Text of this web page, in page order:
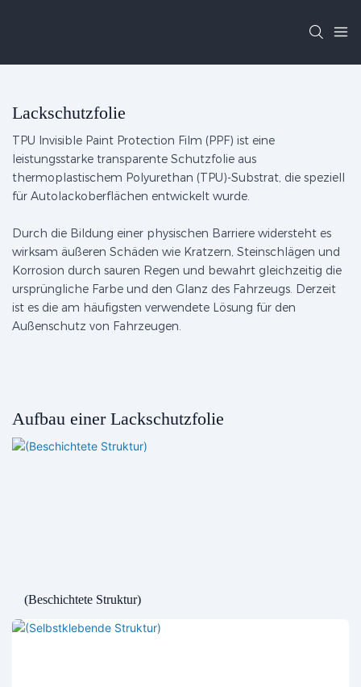
Lackschutzfolie
TPU Invisible Paint Protection Film (PPF) ist eine
leistungsstarke transparente Schutzfolie aus
thermoplastischem Polyurethan (TPU)-Substrat, die speziell
für Autolackoberflächen entwickelt wurde.
Durch die Bildung einer physischen Barriere widersteht es
wirksam äußeren Schäden wie Kratzern, Steinschlägen und
Korrosion durch sauren Regen und bewahrt gleichzeitig die
ursprüngliche Farbe und den Glanz des Fahrzeugs. Derzeit
ist es die am häufigsten verwendete Lösung für den
Außenschutz von Fahrzeugen.
Aufbau einer Lackschutzfolie
(Beschichtete Struktur)